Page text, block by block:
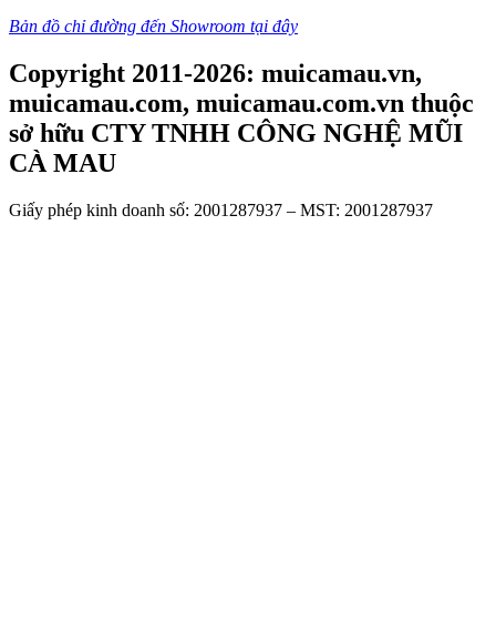
Bản đồ chỉ đường đến Showroom tại đây
Copyright 2011-2026: muicamau.vn,
muicamau.com, muicamau.com.vn thuộc
sở hữu CTY TNHH CÔNG NGHỆ MŨI
CÀ MAU
Giấy phép kinh doanh số: 2001287937 – MST: 2001287937